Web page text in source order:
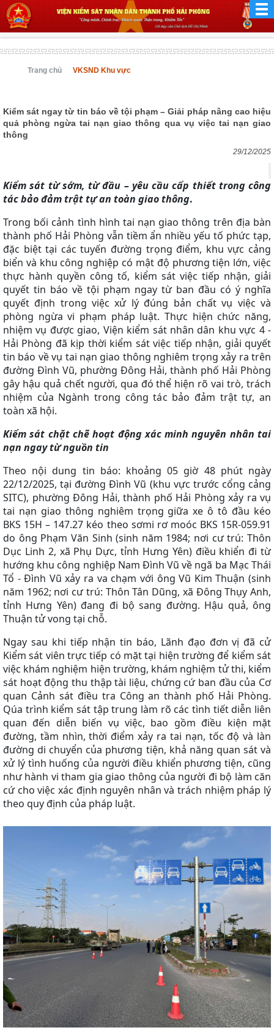
Trang chủ VKSND Khu vực
Kiểm sát ngay từ tin báo về tội phạm – Giải pháp nâng cao hiệu
quả phòng ngừa tai nạn giao thông qua vụ việc tai nạn giao
thông
29/12/2025
Kiểm sát từ sớm, từ đầu – yêu cầu cấp thiết trong công
tác bảo đảm trật tự an toàn giao thông.
Trong bối cảnh tình hình tai nạn giao thông trên địa bàn
thành phố Hải Phòng vẫn tiềm ẩn nhiều yếu tố phức tạp,
đặc biệt tại các tuyến đường trọng điểm, khu vực cảng
biển và khu công nghiệp có mật độ phương tiện lớn, việc
thực hành quyền công tố, kiểm sát việc tiếp nhận, giải
quyết tin báo về tội phạm ngay từ ban đầu có ý nghĩa
quyết định trong việc xử lý đúng bản chất vụ việc và
phòng ngừa vi phạm pháp luật. Thực hiện chức năng,
nhiệm vụ được giao, Viện kiểm sát nhân dân khu vực 4 -
Hải Phòng đã kịp thời kiểm sát việc tiếp nhận, giải quyết
tin báo về vụ tai nạn giao thông nghiêm trọng xảy ra trên
đường Đình Vũ, phường Đông Hải, thành phố Hải Phòng
gây hậu quả chết người, qua đó thể hiện rõ vai trò, trách
nhiệm của Ngành trong công tác bảo đảm trật tự, an
toàn xã hội.
Kiểm sát chặt chẽ hoạt động xác minh nguyên nhân tai
nạn ngay từ nguồn tin
Theo nội dung tin báo: khoảng 05 giờ 48 phút ngày
22/12/2025, tại đường Đình Vũ (khu vực trước cổng cảng
SITC), phường Đông Hải, thành phố Hải Phòng xảy ra vụ
tai nạn giao thông nghiêm trọng giữa xe ô tô đầu kéo
BKS 15H – 147.27 kéo theo sơmi rơ moóc BKS 15R-059.91
do ông Phạm Văn Sinh (sinh năm 1984; nơi cư trú: Thôn
Dục Linh 2, xã Phụ Dực, tỉnh Hưng Yên) điều khiển đi từ
hướng khu công nghiệp Nam Đình Vũ về ngã ba Mạc Thái
Tổ - Đình Vũ xảy ra va chạm với ông Vũ Kim Thuận (sinh
năm 1962; nơi cư trú: Thôn Tân Dũng, xã Đông Thụy Anh,
tỉnh Hưng Yên) đang đi bộ sang đường. Hậu quả, ông
Thuận tử vong tại chỗ.
Ngay sau khi tiếp nhận tin báo, Lãnh đạo đơn vị đã cử
Kiểm sát viên trực tiếp có mặt tại hiện trường để kiểm sát
việc khám nghiệm hiện trường, khám nghiệm tử thi, kiểm
sát hoạt động thu thập tài liệu, chứng cứ ban đầu của Cơ
quan Cảnh sát điều tra Công an thành phố Hải Phòng.
Qúa trình kiểm sát tập trung làm rõ các tình tiết diễn liên
quan đến diễn biến vụ việc, bao gồm điều kiện mặt
đường, tầm nhìn, thời điểm xảy ra tai nạn, tốc độ và làn
đường di chuyển của phương tiện, khả năng quan sát và
xử lý tình huống của người điều khiển phương tiện, cũng
như hành vi tham gia giao thông của người đi bộ làm căn
cứ cho việc xác định nguyên nhân và trách nhiệm pháp lý
theo quy định của pháp luật.